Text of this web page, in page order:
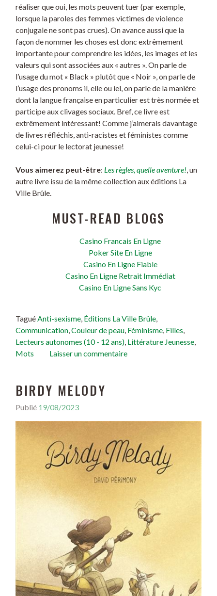
réaliser que oui, les mots peuvent tuer (par exemple,
lorsque la paroles des femmes victimes de violence
conjugale ne sont pas crues). On avance aussi que la
façon de nommer les choses est donc extrêmement
importante pour comprendre les idées, les images et les
valeurs qui sont associées aux « autres ». On parle de
l’usage du mot « Black » plutôt que « Noir », on parle de
l’usage des pronoms il, elle ou iel, on parle de la manière
dont la langue française en particulier est très normée et
participe aux clivages sociaux. Bref, ce livre est
extrêmement intéressant! Comme j’aimerais davantage
de livres réfléchis, anti-racistes et féministes comme
celui-ci pour le lectorat jeunesse!
Vous aimerez peut-être: Les règles, quelle aventure! , un
autre livre issu de la même collection aux éditions La
Ville Brûle.
MUST-READ BLOGS
Casino Francais En Ligne
Poker Site En Ligne
Casino En Ligne Fiable
Casino En Ligne Retrait Immédiat
Casino En Ligne Sans Kyc
TaguéAnti-sexisme, Éditions La Ville Brûle,
Communication,Couleur de peau, Féminisme, Filles,
Lecteurs autonomes (10 - 12 ans), Littérature Jeunesse,
Mots
Laisser un commentaire
BIRDY MELODY
Publié 19/08/2023